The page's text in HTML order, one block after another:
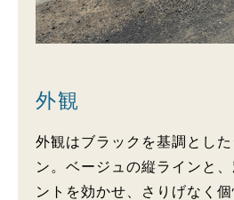
外観
外観はブラックを基調とし
ン。ベージュの縦ラインと
ントを効かせ、さりげなく